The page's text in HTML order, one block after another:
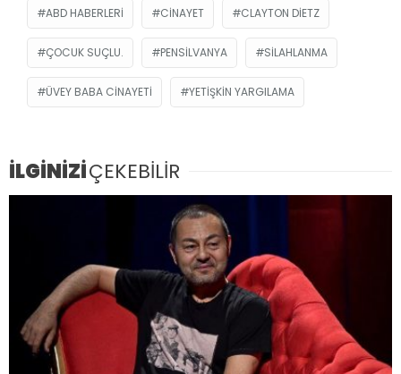
ABD HABERLERI CINAYET CLAYTON DIETZ
ÇOCUK SUÇLU. PENSILVANYA SILAHLANMA
ÜVEY BABA CINAYETI YETIŞKIN YARGILAMA
İLGİNİZİÇEKEBİLİR